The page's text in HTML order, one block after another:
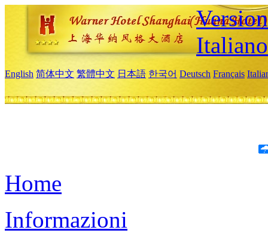
Italiano
English 简体中文 繁體中文 日本語 한국어 Deutsch Français
Home
Informazioni